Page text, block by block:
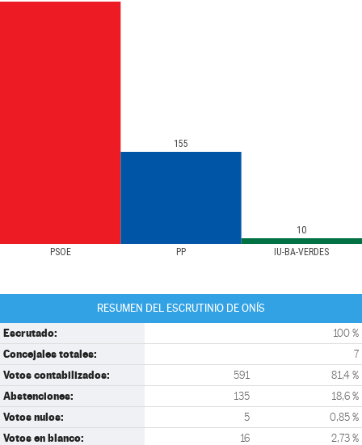
PSOE PP IU-BA-VERDES
155
10
RESUMEN DEL ESCRUTINIO DE ONÍS
Escrutado: 100 %
Concejales totales: 7
Votos contabilizados: 591 81,4 %
Abstenciones: 135 18,6 %
Votos nulos: 5 0,85 %
Votos en blanco: 16 2,73 %